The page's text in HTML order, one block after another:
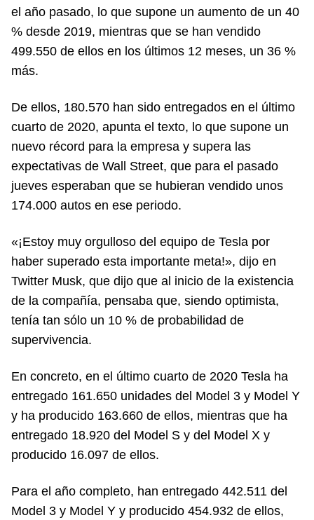
el año pasado, lo que supone un aumento de un 40
% desde 2019, mientras que se han vendido
499.550 de ellos en los últimos 12 meses, un 36 %
más.
De ellos, 180.570 han sido entregados en el último
cuarto de 2020, apunta el texto, lo que supone un
nuevo récord para la empresa y supera las
expectativas de Wall Street, que para el pasado
jueves esperaban que se hubieran vendido unos
174.000 autos en ese periodo.
«¡Estoy muy orgulloso del equipo de Tesla por
haber superado esta importante meta!», dijo en
Twitter Musk, que dijo que al inicio de la existencia
de la compañía, pensaba que, siendo optimista,
tenía tan sólo un 10 % de probabilidad de
supervivencia.
En concreto, en el último cuarto de 2020 Tesla ha
entregado 161.650 unidades del Model 3 y Model Y
y ha producido 163.660 de ellos, mientras que ha
entregado 18.920 del Model S y del Model X y
producido 16.097 de ellos.
Para el año completo, han entregado 442.511 del
Model 3 y Model Y y producido 454.932 de ellos,